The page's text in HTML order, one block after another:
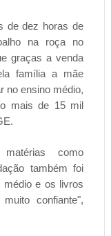
de dez horas de
na roça no
graças a venda
família a mãe
no ensino médio,
mais de 15 mil
como
também foi
médio e os livros
confiante",